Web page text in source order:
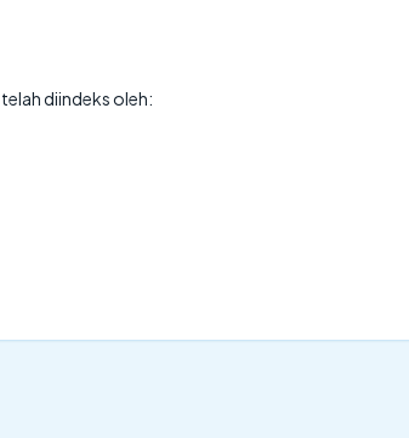
telah diindeks oleh: